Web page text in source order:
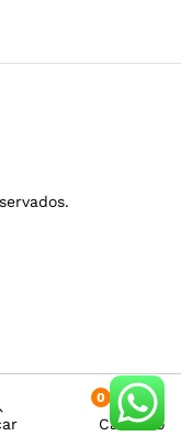
0
Carrinho